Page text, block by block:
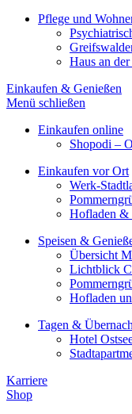
Pflege und
Haus an
Einkaufen & Genießen
Menü schließen
Einkaufen online
Shopodi –
Einkaufen vor Ort
Werk-
Hofladen &
Speisen &
Übersicht
Lichtblick
Hofladen
Tagen &
Hotel
Karriere
Shop